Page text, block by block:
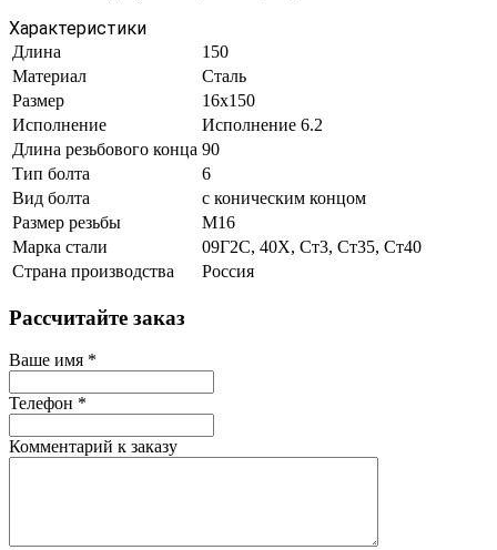
Характеристики
Длина
150
Материал
Сталь
Размер
16х150
Исполнение
Исполнение 6.2
Длина резьбового конца 90
Тип болта
6
Вид болта
с коническим концом
Размер резьбы
М16
Марка стали
09Г2С, 40Х, Ст3, Ст35, Ст40
Страна производства
Россия
Рассчитайте заказ
Ваше имя *
Телефон *
Комментарий к заказу